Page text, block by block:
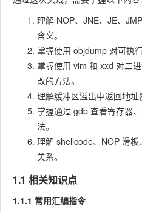
理解 NOP、 JNE、 JE、 JMP
含义。
掌握使用 objdump 对可执
掌握使用 vim 和 xxd 对二
改的方法。
理解缓冲区溢出中返回地址
掌握通过 gdb 查看寄存器
法。
理解 shellcode、NOP 滑
关系。
1.1 相关知识点
1.1.1 常用汇编指令